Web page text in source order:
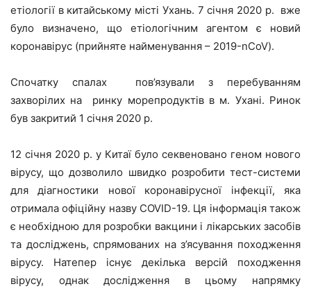
етіології в китайському місті Ухань. 7 січня 2020 р. вже
було визначено, що етіологічним агентом є новий
коронавірус (прийняте найменування – 2019-nCoV).
Спочатку спалах пов’язували з перебуванням
захворілих на ринку морепродуктів в м. Ухані. Ринок
був закритий 1 січня 2020 р.
12 січня 2020 р. у Китаї було секвеновано геном нового
вірусу, що дозволило швидко розробити тест-системи
для діагностики нової коронавірусної інфекції, яка
отримала офіційну назву COVID-19. Ця інформація також
є необхідною для розробки вакцини і лікарських засобів
та досліджень, спрямованих на з’ясування походження
вірусу. Натепер існує декілька версій походження
вірусу, однак дослідження в цьому напрямку